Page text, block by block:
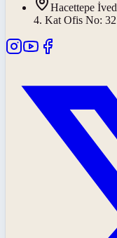
Hacettepe
4. Kat Ofis No: